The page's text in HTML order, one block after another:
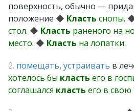
поверхность, обычно —
положение ◆ Класть снопы.
стол. ◆ Класть раненого на
место. ◆ Класть на лопатки.
2. помещать, устраивать в
хотелось бы класть его в
соглашался класть его в свою